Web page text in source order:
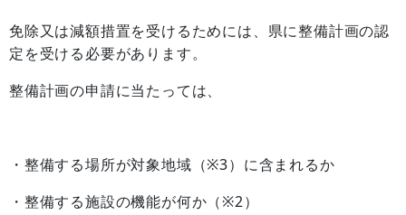
免除又は減額措置を受けるためには、県に整備計画の認
定を受ける必要があります。
整備計画の申請に当たっては、
・整備する場所が対象地域（※3）に含まれるか
・整備する施設の機能が何か（※2）